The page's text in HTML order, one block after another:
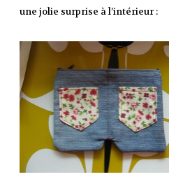
une jolie surprise à l’intérieur :